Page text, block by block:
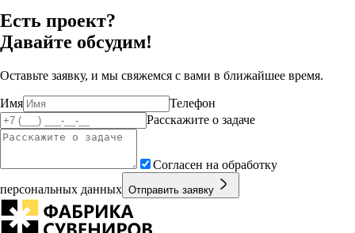
Есть проект?
Давайте обсудим!
Оставьте заявку, и мы свяжемся с вами в ближайшее время.
Имя
Телефон
Расскажите о задаче
Согласен на обработку
персональных данных Отправить заявку